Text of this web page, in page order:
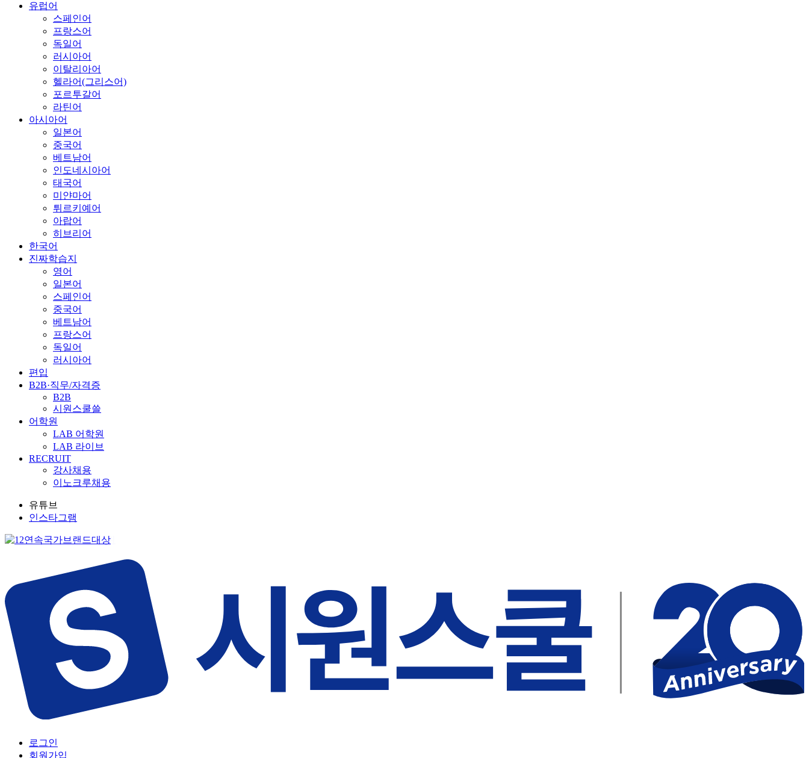
유럽어
스페인어
프랑스어
독일어
러시아어
이탈리아어
헬라어(그리스어)
포르투갈어
라틴어
아시아어
일본어
중국어
베트남어
인도네시아어
태국어
미얀마어
튀르키예어
아랍어
히브리어
한국어
진짜학습지
영어
일본어
스페인어
중국어
베트남어
프랑스어
독일어
러시아어
편입
B2B·직무/자격증
B2B
시원스쿨쓸
어학원
LAB 어학원
LAB 라이브
RECRUIT
강사채용
이노크루채용
유튜브
인스타그램
로그인
회원가입